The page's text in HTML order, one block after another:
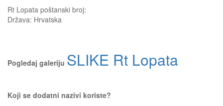
Rt Lopata poštanski broj:
Država: Hrvatska
Pogledaj galeriju SLIKE Rt Lopata
Koji se dodatni nazivi koriste?